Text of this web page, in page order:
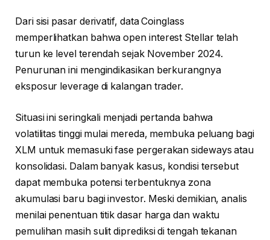
Dari sisi pasar derivatif, data Coinglass
memperlihatkan bahwa open interest Stellar telah
turun ke level terendah sejak November 2024.
Penurunan ini mengindikasikan berkurangnya
eksposur leverage di kalangan trader.
Situasi ini seringkali menjadi pertanda bahwa
volatilitas tinggi mulai mereda, membuka peluang bagi
XLM untuk memasuki fase pergerakan sideways atau
konsolidasi. Dalam banyak kasus, kondisi tersebut
dapat membuka potensi terbentuknya zona
akumulasi baru bagi investor. Meski demikian, analis
menilai penentuan titik dasar harga dan waktu
pemulihan masih sulit diprediksi di tengah tekanan